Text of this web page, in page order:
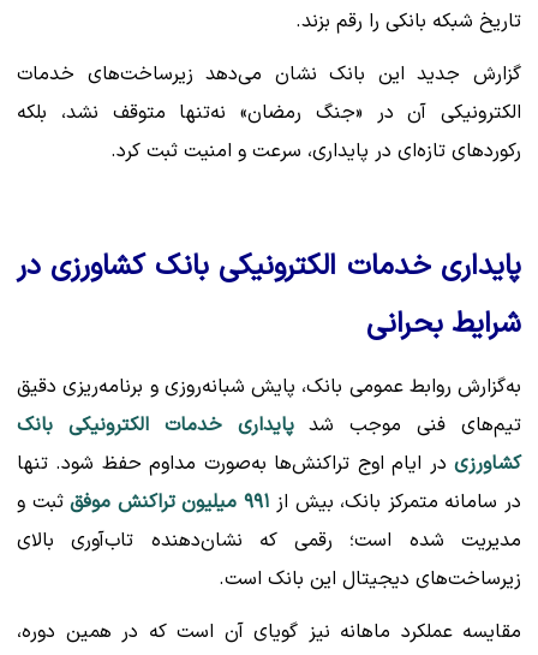
تاریخ شبکه بانکی را رقم بزند.
گزارش جدید این بانک نشان می‌دهد زیرساخت‌های خدمات
الکترونیکی آن در «جنگ رمضان» نه‌تنها متوقف نشد، بلکه
رکوردهای تازه‌ای در پایداری، سرعت و امنیت ثبت کرد.
پایداری خدمات الکترونیکی بانک کشاورزی در
شرایط بحرانی
به‌گزارش روابط عمومی بانک، پایش شبانه‌روزی و برنامه‌ریزی دقیق
تیم‌های فنی موجب شدپایداری خدمات الکترونیکی بانک
کشاورزی در ایام اوج تراکنش‌ها به‌صورت مداوم حفظ شود. تنها
در سامانه متمرکز بانک، بیش از ۹۹۱ میلیون تراکنش موفق
ثبت و
مدیریت شده است؛ رقمی که نشان‌دهنده تاب‌آوری بالای
زیرساخت‌های دیجیتال این بانک است.
مقایسه عملکرد ماهانه نیز گویای آن است که در همین دوره،